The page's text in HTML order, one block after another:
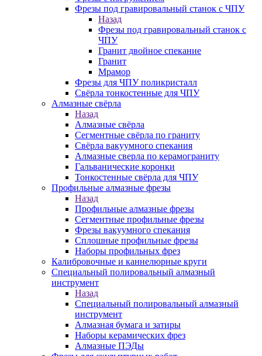
Фрезы под гравировальный станок с ЧПУ
Назад
Фрезы под гравировальный станок с
ЧПУ
Гранит двойное спекание
Гранит
Мрамор
Фрезы для ЧПУ поликристалл
Свёрла тонкостенные для ЧПУ
Алмазные свёрла
Назад
Алмазные свёрла
Сегментные свёрла по граниту
Свёрла вакуумного спекания
Алмазные сверла по керамограниту
Гальванические коронки
Тонкостенные свёрла для ЧПУ
Профильные алмазные фрезы
Назад
Профильные алмазные фрезы
Сегментные профильные фрезы
Фрезы вакуумного спекания
Сплошные профильные фрезы
Наборы профильных фрез
Калибровочные и каннелюрные круги
Специальный полировальный алмазный
инструмент
Назад
Специальный полировальный алмазный
инструмент
Алмазная бумага и затиры
Наборы керамических фрез
Алмазные ПЭДы